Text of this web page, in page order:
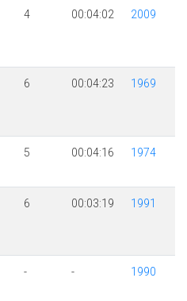
4 00:04:02 2009
6 00:04:23 1969
5 00:04:16 1974
6 00:03:19 1991
- - 1990